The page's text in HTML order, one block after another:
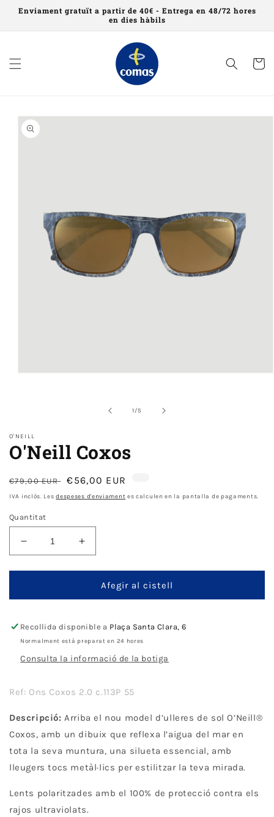
Saltar al
Enviament gratuït a partir de 40€ - Entrega en 48/72 hores
en dies hàbils
Cistell
informació
del
1/de
5
O'NEILL
O'Neill Coxos
Preu
normal
€79,00 EUR
Preu
d'oferta
€56,00 EUR
IVA inclòs. Lesdespeses d'enviament es calculen en la pantalla de pagaments.
Quantitat
Disminueix
quantitat
per
Coxos
Augmenta
quantitat
per
O&#39;Neill
Coxos
Afegir al cistell
Recollida disponible a Plaça Santa Clara, 6
Normalment està preparat en 24 hores
Consulta la informació de la botiga
Ref: Ons Coxos 2.0 c.113P 55
Descripció: Arriba el nou model d’ulleres de sol O’Neill®
Coxos, amb un dibuix que reflexa l’aigua del mar en
tota la seva muntura, una silueta essencial, amb
lleugers tocs metàl·lics per estilitzar la teva mirada.
Lents polaritzades amb el 100% de protecció contra els
rajos ultraviolats.